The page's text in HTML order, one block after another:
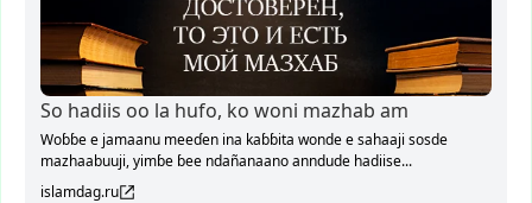
So hadiis oo la hufo, ko woni mazhab am
Woɓɓe e jamaanu meeɗen ina kaɓɓita wonde e sahaaji sosde
mazhaabuuji, yimɓe ɓee ndañanaano anndude hadiise...
islamdag.ru